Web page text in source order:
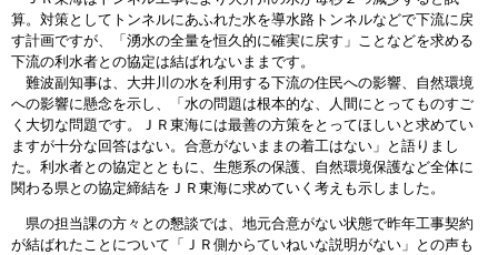
算。対策としてトンネルにあふれた水を導水路トンネルなどで下流に戻
す計画ですが、「湧水の全量を恒久的に確実に戻す」ことなどを求める
下流の利水者との協定は結ばれないままです。
難波副知事は、大井川の水を利用する下流の住民への影響、自然環境
への影響に懸念を示し、「水の問題は根本的な、人間にとってものすご
く大切な問題です。ＪＲ東海には最善の方策をとってほしいと求めてい
ますが十分な回答はない。合意がないままの着工はない」と語りまし
た。利水者との協定とともに、生態系の保護、自然環境保護など全体に
関わる県との協定締結をＪＲ東海に求めていく考えも示しました。
県の担当課の方々との懇談では、地元合意がない状態で昨年工事契約
が結ばれたことについて「ＪＲ側からていねいな説明がない」との声も